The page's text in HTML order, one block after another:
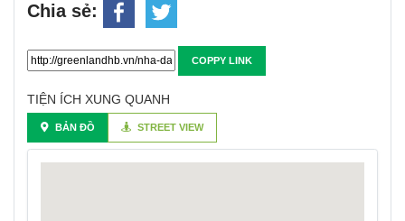
Chia sẻ:
COPPY LINK
TIỆN ÍCH XUNG QUANH
BẢN ĐỒ STREET VIEW